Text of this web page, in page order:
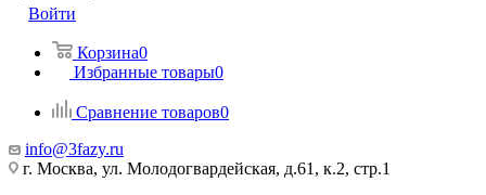
Войти
Корзина0
Избранные товары0
Сравнение товаров0
info@3fazy.ru
г. Москва, ул. Молодогвардейская, д.61, к.2, стр.1